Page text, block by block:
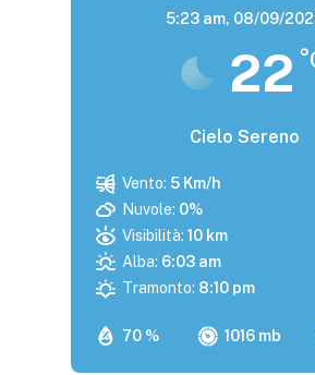
5:23 am, 08/09/
22
Cielo Sereno
70 % 1016 mb
Vento: 5 Km/h
Nuvole: 0%
Visibilità: 10 km
Alba: 6:03 am
Tramonto: 8:10 pm